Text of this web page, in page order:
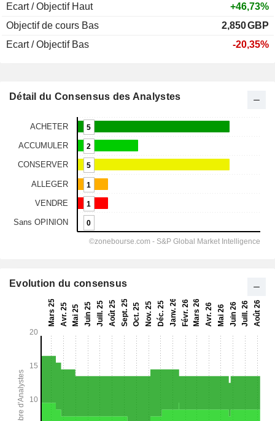
Ecart / Objectif Haut
+46,73%
Objectif de cours Bas
2,850GBP
Ecart / Objectif Bas
-20,35%
Détail du Consensus des Analystes
Evolution du consensus